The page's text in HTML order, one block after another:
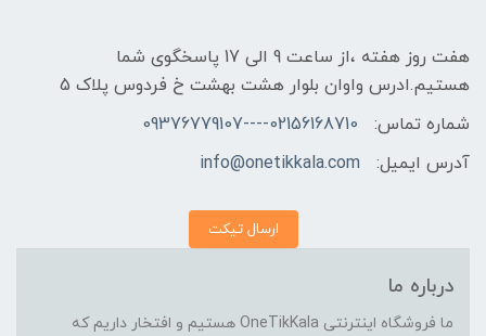
هفت روز هفته ،از ساعت 9 الی 17 پاسخگوی شما
هستیم.ادرس واوان بلوار هشت بهشت خ فردوس پلاک 5
شماره تماس:
02156168710----09376779107
آدرس ایمیل:
info@onetikkala.com
ارسال تیکت
درباره ما
ما فروشگاه اینترنتی OneTikKala هستیم و افتخار داریم که